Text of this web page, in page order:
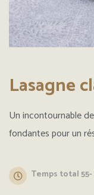
Lasagne
Un incontournable
fondantes pour un
Temps total